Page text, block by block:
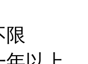
限